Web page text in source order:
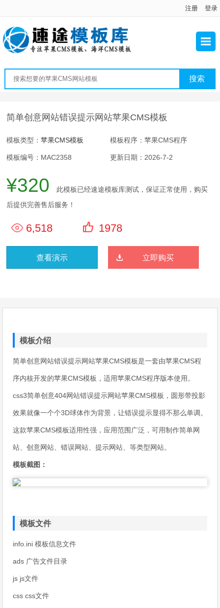
注册 登录
简单创意网站错误提示网站苹果CMS模板
模板类型：苹果CMS模板 模板程序：苹果CMS程序
模板编号：MAC2358 更新日期：2026-7-2
¥320
此模板已经速途模板库测试，保证正常使用，购买
后提供完善售后服务！
6,518 1978
查看演示 立即购买
模板介绍
简单创意网站错误提示网站苹果CMS模板是一套由苹果CMS程
序内核开发的苹果CMS模板，适用苹果CMS程序版本使用。
css3简单创意404网站错误提示网站苹果CMS模板，圆形带投影
效果就像一个个3D球体作为背景，让错误提示显得不那么单调。
这款苹果CMS模板适用性强，应用范围广泛，可用制作简单网
站、创意网站、错误网站、提示网站、等类型网站。
模板截图：
模板文件
info.ini 模板信息文件
ads 广告文件目录
js js文件
css css文件